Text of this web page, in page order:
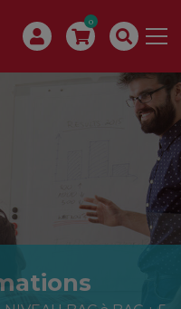
0